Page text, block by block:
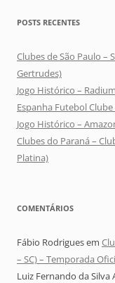
POSTS RECENTES
Clubes de São Paulo –
Gertrudes)
Jogo Histórico –
Espanha Futebol
Jogo Histórico –
Clubes do Paraná –
Platina)
COMENTÁRIOS
Fábio Rodriguesem
– SC) – Temporada
Luiz Fernando da Silva